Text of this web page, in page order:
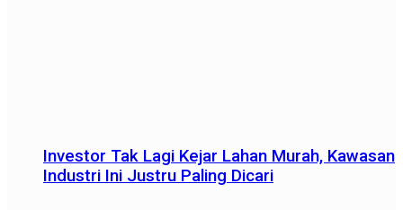
Investor Tak Lagi Kejar Lahan Murah, Kawasan
Industri Ini Justru Paling Dicari